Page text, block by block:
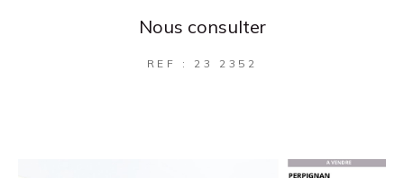
Nous consulter
REF : 23 2352